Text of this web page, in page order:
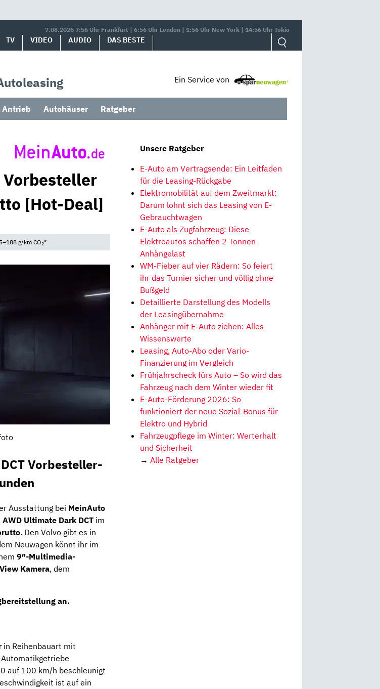
7.08.2026 7:56 Uhr Frankfurt | 6:56 Uhr London | 1:56 Uhr New York | 14:56 Uhr Tokio
TV VIDEO AUDIO DAS BESTE
Ein Service von
Antrieb Autohäuser Ratgeber
Vorbesteller
[Hot-Deal]
g/km CO2*
Vorbesteller-
Ausstattung bei MeinAuto
Ultimate Dark DCT im
. Den Volvo gibt es in
Neuwagen könnt ihr im
9″-Multimedia-
Kamera, dem
an.
in Reihenbauart mit
0 auf 100 km/h beschleunigt
ist auf ein
Unsere Ratgeber
E-Auto am Vertragsende: Ein Leitfaden
für die Leasing-Rückgabe
Elektromobilität auf dem Zweitmarkt:
Darum lohnt sich das Leasing von E-
Gebrauchtwagen
E-Auto als Zugfahrzeug: Diese
Elektroautos schaffen 2 Tonnen
Anhängelast
WM-Fieber auf vier Rädern: So feiert
ihr das Turnier sicher und völlig ohne
Bußgeld
Detaillierte Darstellung des Modells
der Leasingübernahme
Anhänger mit E-Auto ziehen: Alles
Wissenswerte
Leasing, Auto-Abo oder Vario-
Finanzierung im Vergleich
Frühjahrscheck fürs Auto – So wird das
Fahrzeug nach dem Winter wieder fit
E-Auto-Förderung 2026: So
funktioniert der neue Sozial-Bonus für
Elektro und Hybrid
Fahrzeugpflege im Winter: Werterhalt
und Sicherheit
→ Alle Ratgeber